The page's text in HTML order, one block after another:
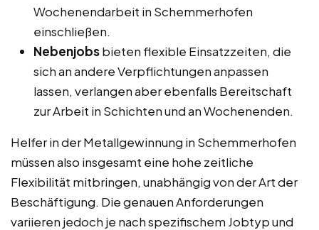
Wochenendarbeit in Schemmerhofen
einschließen.
Nebenjobsbieten flexible Einsatzzeiten, die
sich an andere Verpflichtungen anpassen
lassen, verlangen aber ebenfalls Bereitschaft
zur Arbeit in Schichten und an Wochenenden.
Helfer in der Metallgewinnung in Schemmerhofen
müssen also insgesamt eine hohe zeitliche
Flexibilität mitbringen, unabhängig von der Art der
Beschäftigung. Die genauen Anforderungen
variieren jedoch je nach spezifischem Jobtyp und